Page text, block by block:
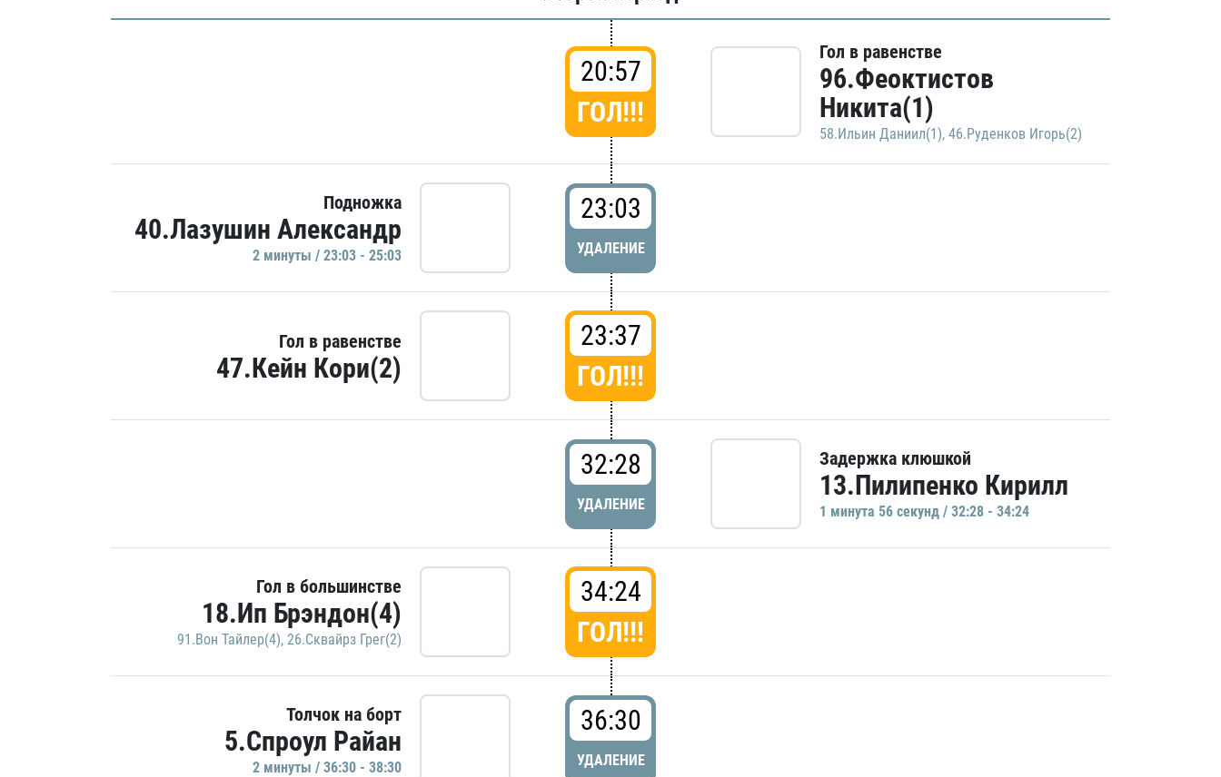
20:57
ГОЛ!!!
Гол в равенстве
96.Феоктистов
Никита(1)
58.Ильин Даниил(1), 46.Руденков Игорь(2)
Подножка
40.Лазушин Александр
2 минуты / 23:03 - 25:03
23:03
УДАЛЕНИЕ
Гол в равенстве
47.Кейн Кори(2)
23:37
ГОЛ!!!
32:28
УДАЛЕНИЕ
Задержка клюшкой
13.Пилипенко Кирилл
1 минутa 56 секунд / 32:28 - 34:24
Гол в большинстве
18.Ип Брэндон(4)
91.Вон Тайлер(4), 26.Сквайрз Грег(2)
34:24
ГОЛ!!!
Толчок на борт
5.Спроул Райан
2 минуты / 36:30 - 38:30
36:30
УДАЛЕНИЕ